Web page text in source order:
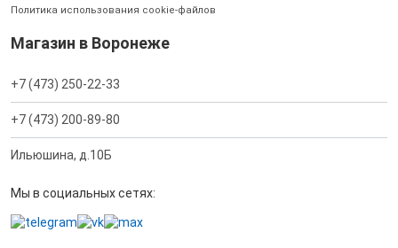
Политика использования cookie-файлов
Магазин в Воронеже
+7 (473) 250-22-33
+7 (473) 200-89-80
Ильюшина, д.10Б
Мы в социальных сетях: